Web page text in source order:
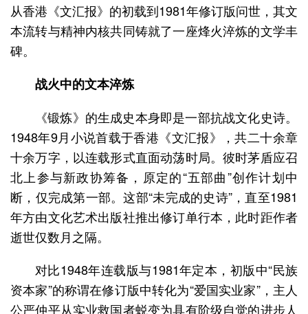
从香港《文汇报》的初载到1981年修订版问世，其文
本流转与精神内核共同铸就了一座烽火淬炼的文学丰
碑。
战火中的文本淬炼
《锻炼》的生成史本身即是一部抗战文化史诗。
1948年9月小说首载于香港《文汇报》，共二十余章
十余万字，以连载形式直面动荡时局。彼时茅盾应召
北上参与新政协筹备，原定的“五部曲”创作计划中
断，仅完成第一部。这部“未完成的史诗”，直至1981
年方由文化艺术出版社推出修订单行本，此时距作者
逝世仅数月之隔。
对比1948年连载版与1981年定本，初版中“民族
资本家”的称谓在修订版中转化为“爱国实业家”，主人
公严仲平从实业救国者蜕变为具有阶级自觉的进步人